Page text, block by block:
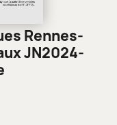
Rennes-
JN2024-